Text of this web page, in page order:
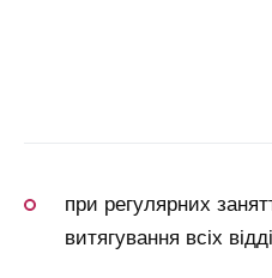
при регулярних
витягування всіх